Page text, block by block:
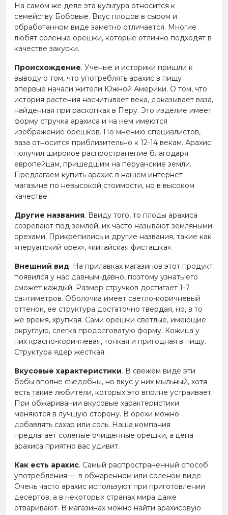
На самом же деле эта культура относится к
семейству Бобовые. Вкус плодов в сыром и
обработанном виде заметно отличается. Многие
любят соленые орешки, которые отлично подходят в
качестве закуски.
Происхождение. Ученые и историки пришли к
выводу о том, что употреблять арахис в пищу
впервые начали жители Южной Америки. О том, что
история растения насчитывает века, доказывает ваза,
найденная при раскопках в Перу. Это изделие имеет
форму стручка арахиса и на нем имеются
изображение орешков. По мнению специалистов,
ваза относится приблизительно к 12-14 векам. Арахис
получил широкое распространение благодаря
европейцам, пришедшим на перуанские земли.
Предлагаем купить арахис в нашем интернет-
магазине по невысокой стоимости, но в высоком
качестве.
Другие названия. Ввиду того, то плоды арахиса
созревают под землей, их часто называют земляными
орехами. Прикрепились и другие названия, такие как
«перуанский орех», «китайская фисташка».
Внешний вид. На прилавках магазинов этот продукт
появился у нас давным-давно, поэтому узнать его
сможет каждый. Размер стручков достигает 1-7
сантиметров. Оболочка имеет светло-коричневый
оттенок, ее структура достаточно твердая, но, в то
же время, хрупкая. Сами орешки светлые, имеющие
округлую, слегка продолговатую форму. Кожица у
них красно-коричневая, тонкая и пригодная в пищу.
Структура ядер жесткая.
Вкусовые характеристики. В свежем виде эти
бобы вполне съедобны, но вкус у них мыльный, хотя
есть такие любители, которых это вполне устраивает.
При обжаривании вкусовые характеристики
меняются в лучшую сторону. В орехи можно
добавлять сахар или соль. Наша компания
предлагает соленые очищенные орешки, а цена
арахиса приятно вас удивит.
Как есть арахис. Самый распространенный способ
употребления — в обжаренном или соленом виде.
Очень часто арахис используют при приготовлении
десертов, а в некоторых странах мира даже
отваривают. В магазинах можно найти арахисовую